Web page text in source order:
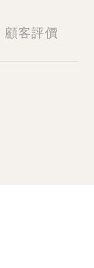
顧客評價